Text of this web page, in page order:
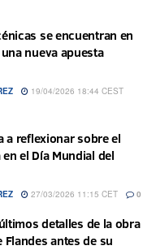
se encuentran en
nueva apuesta
19/04/2026 18:44 CEST
a reflexionar sobre el
el Día Mundial del
27/03/2026 11:15 CET 0
detalles de la obra
antes de su